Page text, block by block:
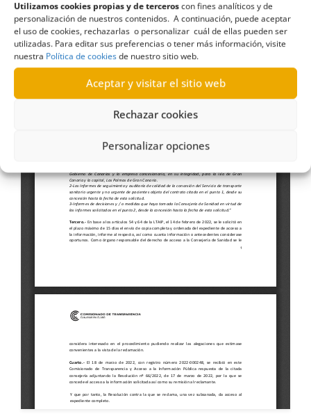
Utilizamos cookies propias y de terceroscon fines analíticos y de
personalización de nuestros contenidos. A continuación, puede aceptar
el uso de cookies, rechazarlas o personalizar cuál de ellas pueden ser
utilizadas. Para editar sus preferencias o tener más información, visite
nuestra Política de cookiesde nuestro sitio web.
Aceptar y visitar el sitio web
Rechazar cookies
Personalizar opciones